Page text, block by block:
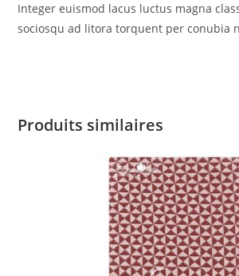
Integer euismod lacus luctus magna
sociosqu ad litora torquent per conubia
Produits similaires